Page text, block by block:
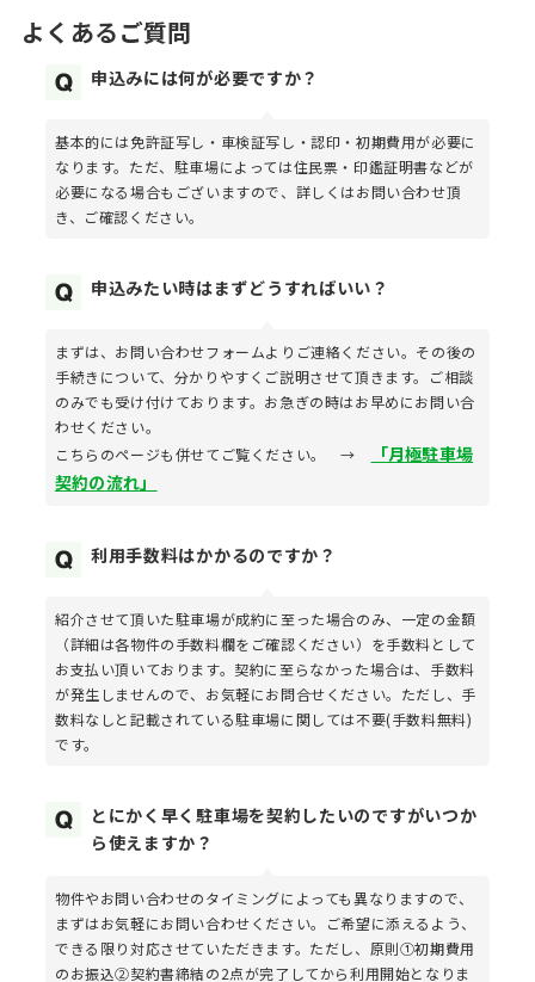
よくあるご質問
申込みには何が必要ですか？
基本的には免許証写し・車検証写し・認印・初期費用が必要に
なります。ただ、駐車場によっては住民票・印鑑証明書などが
必要になる場合もございますので、詳しくはお問い合わせ頂
き、ご確認ください。
申込みたい時はまずどうすればいい？
まずは、お問い合わせフォームよりご連絡ください。その後の
手続きについて、分かりやすくご説明させて頂きます。ご相談
のみでも受け付けております。お急ぎの時はお早めにお問い合
わせください。
こちらのページも併せてご覧ください。 →
「月極駐車場
契約の流れ」
利用手数料はかかるのですか？
紹介させて頂いた駐車場が成約に至った場合のみ、一定の金額
（詳細は各物件の手数料欄をご確認ください）を手数料として
お支払い頂いております。契約に至らなかった場合は、手数料
が発生しませんので、お気軽にお問合せください。ただし、手
数料なしと記載されている駐車場に関しては不要(手数料無料)
です。
とにかく早く駐車場を契約したいのですがいつか
ら使えますか？
物件やお問い合わせのタイミングによっても異なりますので、
まずはお気軽にお問い合わせください。ご希望に添えるよう、
できる限り対応させていただきます。ただし、原則①初期費用
のお振込②契約書締結の2点が完了してから利用開始となりま